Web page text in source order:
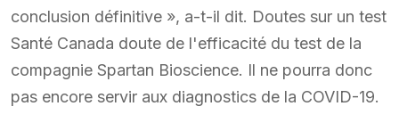
conclusion définitive », a-t-il dit. Doutes sur un test
Santé Canada doute de l'efficacité du test de la
compagnie Spartan Bioscience. Il ne pourra donc
pas encore servir aux diagnostics de la COVID-19.